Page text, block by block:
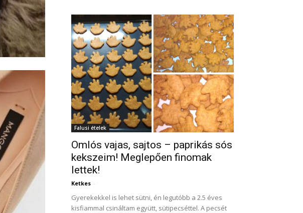
Falusi ételek
Omlós vajas, sajtos – paprikás sós
kekszeim! Meglepően finomak
lettek!
Ketkes -
Gyerekekkel is lehet sütni, én legutóbb a 2.5 éves
kisfiammal csináltam együtt, sütipecséttel. A pecsét